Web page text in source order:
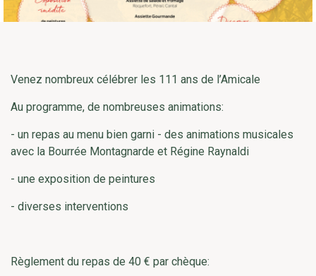
Venez nombreux célébrer les 111 ans de l’Amicale
Au programme, de nombreuses animations:
- un repas au menu bien garni - des animations musicales
avec la Bourrée Montagnarde et Régine Raynaldi
- une exposition de peintures
- diverses interventions
Règlement du repas de 40 € par chèque: